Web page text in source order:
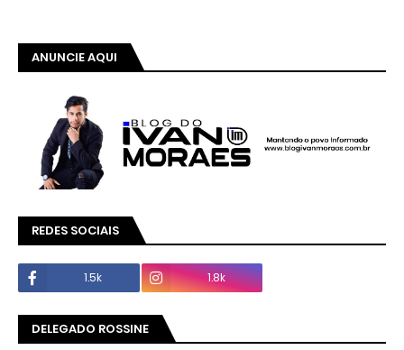
ANUNCIE AQUI
REDES SOCIAIS
1.5k 1.8k
DELEGADO ROSSINE